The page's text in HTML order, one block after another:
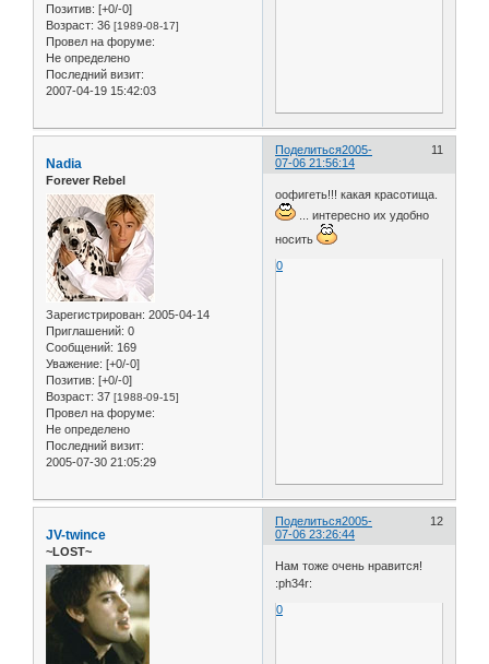
Позитив: [+0/-0]
Возраст: 36 [1989-08-17]
Провел на форуме:
Не определено
Последний визит:
2007-04-19 15:42:03
Поделиться 11
2005-
07-06 21:56:14
Nadia
Forever Rebel
Зарегистрирован: 2005-04-14
Приглашений: 0
Сообщений: 169
Уважение: [+0/-0]
Позитив: [+0/-0]
Возраст: 37 [1988-09-15]
Провел на форуме:
Не определено
Последний визит:
2005-07-30 21:05:29
оофигеть!!! какая красотища.
... интересно их удобно
носить
0
Поделиться 12
2005-
07-06 23:26:44
JV-twince
~LOST~
Нам тоже очень нравится!
:ph34r:
0